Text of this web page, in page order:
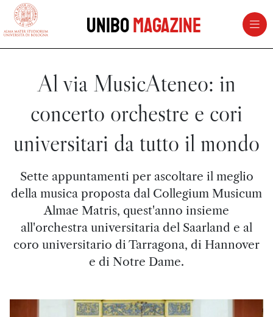
vai al contenuto della pagina
UniboMagazine
Al via MusicAteneo: in
concerto orchestre e cori
universitari da tutto il mondo
Sette appuntamenti per ascoltare il meglio
della musica proposta dal Collegium Musicum
Almae Matris, quest'anno insieme
all'orchestra universitaria del Saarland e al
coro universitario di Tarragona, di Hannover
e di Notre Dame.